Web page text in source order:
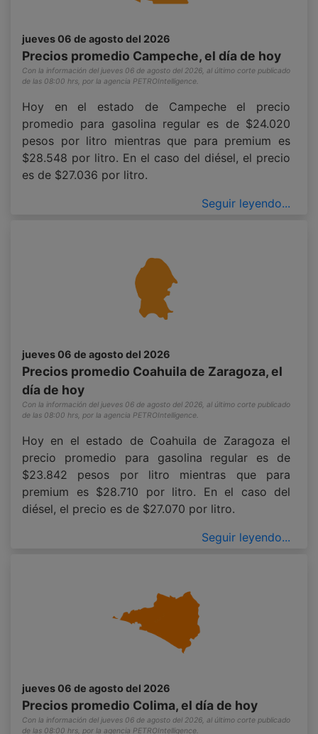
jueves 06 de agosto del 2026
Precios promedio Campeche, el día de hoy
Con la información del jueves 06 de agosto del 2026, al último corte publicado
de las 08:00 hrs, por la agencia PETROIntelligence.
Hoy en el estado de Campeche el precio
promedio para gasolina regular es de $24.020
pesos por litro mientras que para premium es
$28.548 por litro. En el caso del diésel, el precio
es de $27.036 por litro.
Seguir leyendo...
jueves 06 de agosto del 2026
Precios promedio Coahuila de Zaragoza, el
día de hoy
Con la información del jueves 06 de agosto del 2026, al último corte publicado
de las 08:00 hrs, por la agencia PETROIntelligence.
Hoy en el estado de Coahuila de Zaragoza el
precio promedio para gasolina regular es de
$23.842 pesos por litro mientras que para
premium es $28.710 por litro. En el caso del
diésel, el precio es de $27.070 por litro.
Seguir leyendo...
jueves 06 de agosto del 2026
Precios promedio Colima, el día de hoy
Con la información del jueves 06 de agosto del 2026, al último corte publicado
de las 08:00 hrs, por la agencia PETROIntelligence.